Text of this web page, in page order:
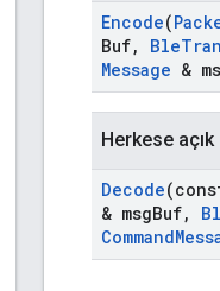
Encode(
Buf, Ble
Message &
Herkese
Decode
& msgBuf,
Command